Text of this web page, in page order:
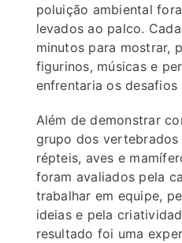
poluição ambiental
levados ao palco.
minutos para mostrar,
figurinos, músicas e
enfrentaria os desafios
Além de demonstrar
grupo dos
répteis, aves e
foram avaliados pela
trabalhar em equipe,
ideias e pela
resultado foi uma